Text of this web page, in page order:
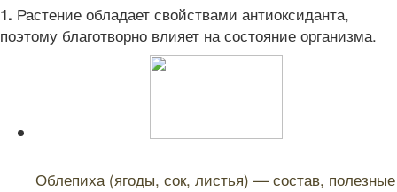
1. Растение обладает свойствами антиоксиданта,
поэтому благотворно влияет на состояние организма.
Облепиха (ягоды, сок, листья) — состав, полезные